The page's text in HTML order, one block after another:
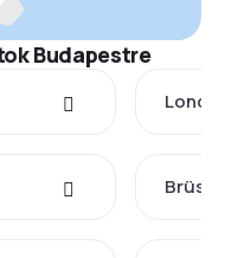
Budapestre